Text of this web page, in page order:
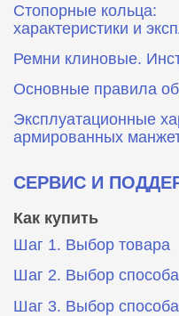
Стопорные кольца:
характеристики и
Ремни клиновые.
Основные правила
Эксплуатационные
армированных
СЕРВИС И
Как купить
Шаг 1. Выбор товара
Шаг 2. Выбор
Шаг 3. Выбор